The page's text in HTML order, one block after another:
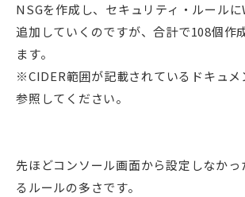
NSGを作成し、セキュリティ・ルールに
追加していくのですが、合計で108個作
ます。
※CIDER範囲が記載されているドキュメ
参照してください。
先ほどコンソール画面から設定しなか
るルールの多さです。